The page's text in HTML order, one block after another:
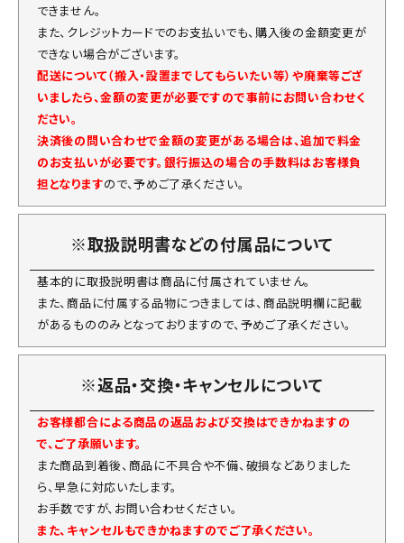
できません。
また、クレジットカードでのお支払いでも、購入後の金額変更が
できない場合がございます。
配送について（搬入・設置までしてもらいたい等）や廃棄等ござ
いましたら、金額の変更が必要ですので事前にお問い合わせく
ださい。
決済後の問い合わせで金額の変更がある場合は、追加で料金
のお支払いが必要です。銀行振込の場合の手数料はお客様負
担となりますので、予めご了承ください。
※取扱説明書などの付属品について
基本的に取扱説明書は商品に付属されていません。
また、商品に付属する品物につきましては、商品説明欄に記載
があるもののみとなっておりますので、予めご了承ください。
※返品・交換・キャンセルについて
お客様都合による商品の返品および交換はできかねますの
で、ご了承願います。
また商品到着後、商品に不具合や不備、破損などありました
ら、早急に対応いたします。
お手数ですが、お問い合わせください。
また、キャンセルもできかねますのでご了承ください。